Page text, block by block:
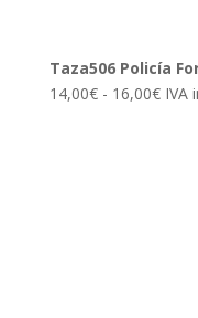
Taza506 Policía
14,00€ - 16,00€ IVA